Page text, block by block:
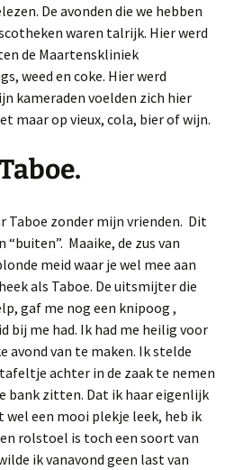
De avonden die we hebben
waren talrijk. Hier werd
de Maartenskliniek
weed en coke. Hier werd
kameraden voelden zich hier
maar op vieux, cola, bier of wijn.
Taboe zonder mijn vrienden. Dit
Maaike, de zus van
meid waar je wel mee aan
als Taboe. De uitsmijter die
gaf me nog een knipoog ,
bij me had. Ik had me heilig voor
avond van te maken. Ik stelde
achter in de zaak te nemen
bank zitten. Dat ik haar eigenlijk
wel een mooi plekje leek, heb ik
rolstoel is toch een soort van
ik vanavond geen last van